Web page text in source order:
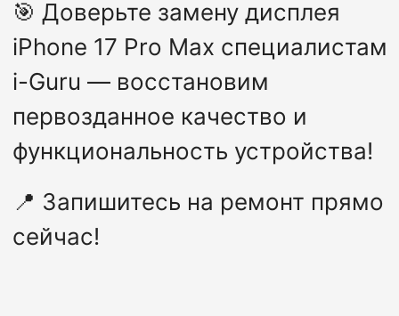
🎯 Доверьте замену дисплея
iPhone 17 Pro Max специалистам
i-Guru — восстановим
первозданное качество и
функциональность устройства!
📍 Запишитесь на ремонт прямо
сейчас!